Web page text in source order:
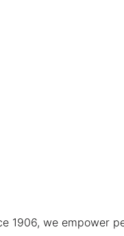
1906, we empower